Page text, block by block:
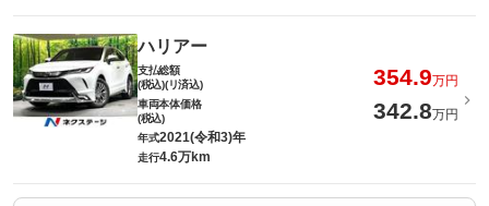
ハリアー
支払総額
(税込)(リ済込)
354.9万円
車両本体価格
(税込)
342.8万円
年式2021(令和3)年
走行4.6万km